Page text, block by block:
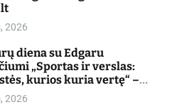
2026
diena su Edgaru
„Sportas ir verslas:
kurios kuria vertę“ –
2026